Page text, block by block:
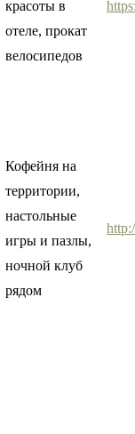
красоты в
отеле, прокат
велосипедов
Кофейня на
территории,
настольные
игры и пазлы,
ночной клуб
рядом